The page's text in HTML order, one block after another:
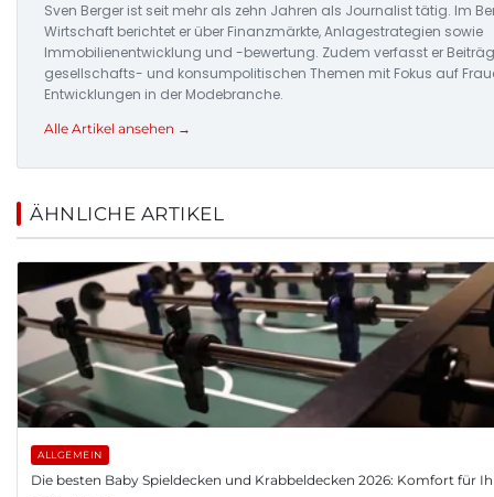
Sven Berger ist seit mehr als zehn Jahren als Journalist tätig. Im
Wirtschaft berichtet er über Finanzmärkte, Anlagestrategien sowie
Immobilienentwicklung und -bewertung. Zudem verfasst er
gesellschafts- und konsumpolitischen Themen mit Fokus auf
Entwicklungen in der Modebranche.
Alle Artikel ansehen →
ÄHNLICHE ARTIKEL
ALLGEMEIN
Die besten Baby Spieldecken und Krabbeldecken 2026: Komfort für